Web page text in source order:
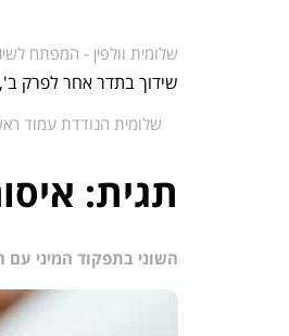
שלומית וולפין - המפתח
שידוך בתדר אחר לפרק
שלומית הנודדת עמוד
תגית:
השוני בתפקוד המיני